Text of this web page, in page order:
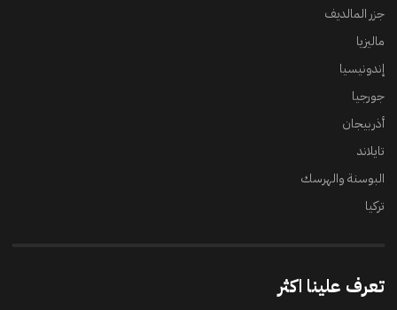
جزر المالديف
ماليزيا
إندونيسيا
جورجيا
أذربيجان
تايلاند
البوسنة والهرسك
تركيا
تعرف علينا اكثر